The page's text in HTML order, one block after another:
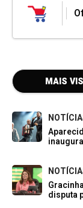
MAIS
disputa